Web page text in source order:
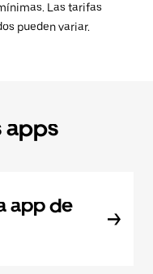
Las tarifas
pueden variar.
apps
app de